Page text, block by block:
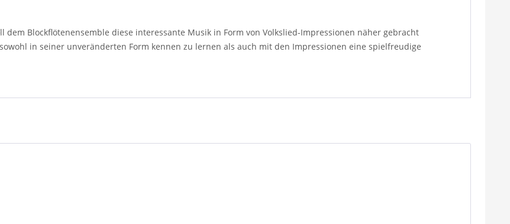
Blockflötenensemble diese interessante Musik in Form von Volkslied-Impressionen näher gebracht
in seiner unveränderten Form kennen zu lernen als auch mit den Impressionen eine spielfreudige